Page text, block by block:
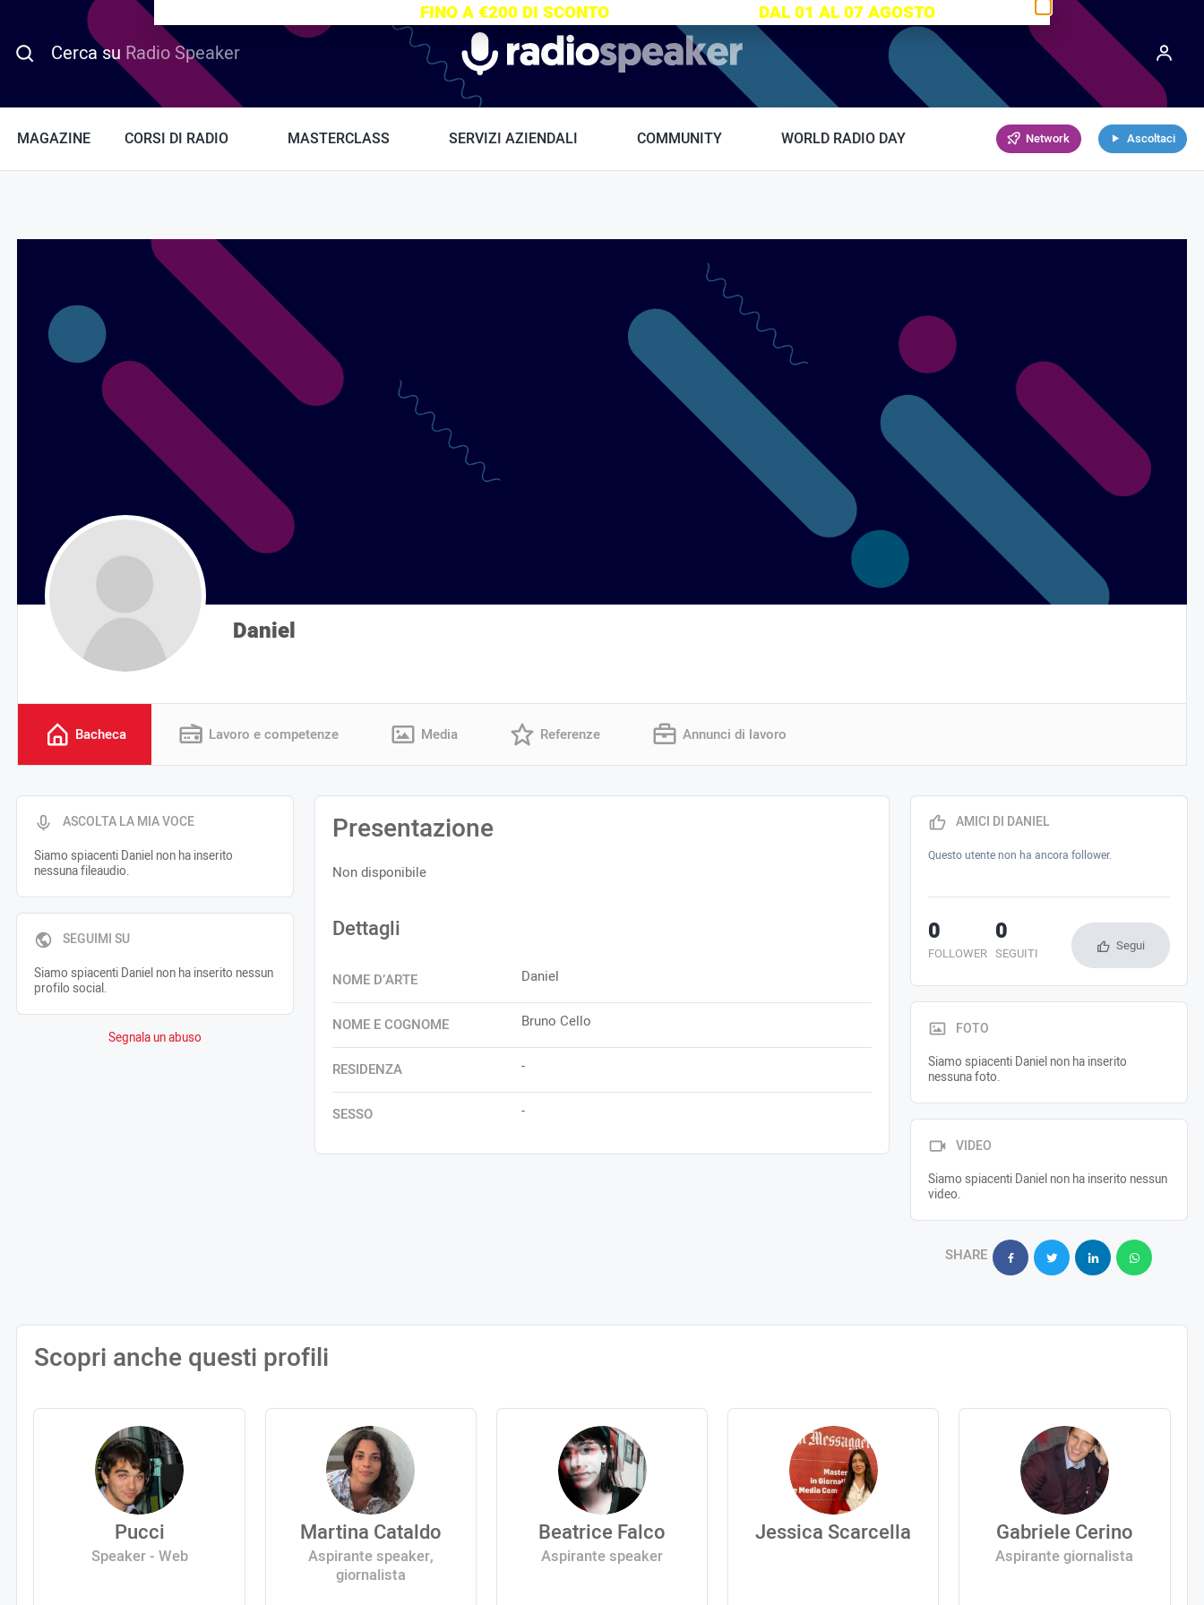
Cerca su Radio Speaker Radiospeaker.it
MAGAZINE CORSI DI RADIO MASTERCLASS SERVIZI AZIENDALI COMMUNITY WORLD RADIO DAY Network Ascoltaci
Daniel
Bacheca Lavoro e competenze Media Referenze Annunci di lavoro
ASCOLTA LA MIA VOCE
Siamo spiacenti Daniel non ha inserito
nessuna fileaudio.
SEGUIMI SU
Siamo spiacenti Daniel non ha inserito nessun
profilo social.
Segnala un abuso
Presentazione
Non disponibile
Dettagli
NOME D’ARTE Daniel
NOME E COGNOME Bruno Cello
RESIDENZA -
SESSO -
AMICI DI DANIEL
Questo utente non ha ancora follower.
FOLLOWER
0
SEGUITI
0 Segui
FOTO
Siamo spiacenti Daniel non ha inserito
nessuna foto.
VIDEO
Siamo spiacenti Daniel non ha inserito nessun
video.
SHARE
Scopri anche questi profili
Pucci
Speaker - Web
Martina Cataldo
Aspirante speaker,
giornalista
Beatrice Falco
Aspirante speaker
Jessica Scarcella Gabriele Cerino
Aspirante giornalista
FINO A €200 DI SCONTO DAL 01 AL 07 AGOSTO